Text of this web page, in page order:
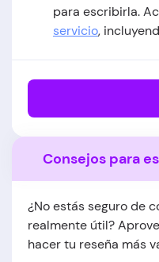
para escribirla.
servicio,
Consejos para
¿No estás seguro de
realmente útil?
hacer tu reseña más